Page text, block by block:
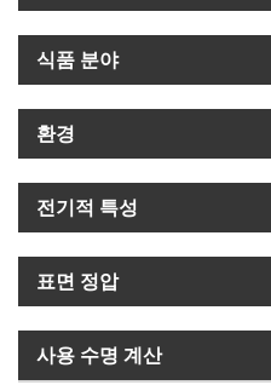
식품 분야
환경
전기적 특성
표면 정압
사용 수명 계산